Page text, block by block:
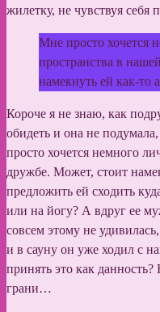
жилетку, не чувствуя себя
Мне просто хочется
пространства в
намекнуть ей как-то
Короче я не знаю, как
обидеть и она не
просто хочется немного
дружбе. Может, стоит
предложить ей сходить
или на йогу? А вдруг ее
совсем этому не
и в сауну он уже ходил с
принять это как
грани…